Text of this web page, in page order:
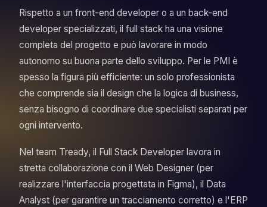
Rispetto a un front-end developer o a un back-end
developer specializzati, il full stack ha una visione
completa del progetto e può lavorare in modo
autonomo su buona parte dello sviluppo. Per le PMI è
spesso la figura più efficiente: un solo professionista
che comprende sia il design che la logica di business,
senza bisogno di coordinare due specialisti separati per
ogni intervento.
Nel team Tready, il Full Stack Developer lavora in
stretta collaborazione con il Web Designer (per
realizzare l'interfaccia progettata in Figma), il Data
Analyst (per garantire un tracciamento corretto) e l'ERP